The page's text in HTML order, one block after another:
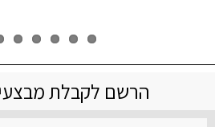
הרשם לקבלת